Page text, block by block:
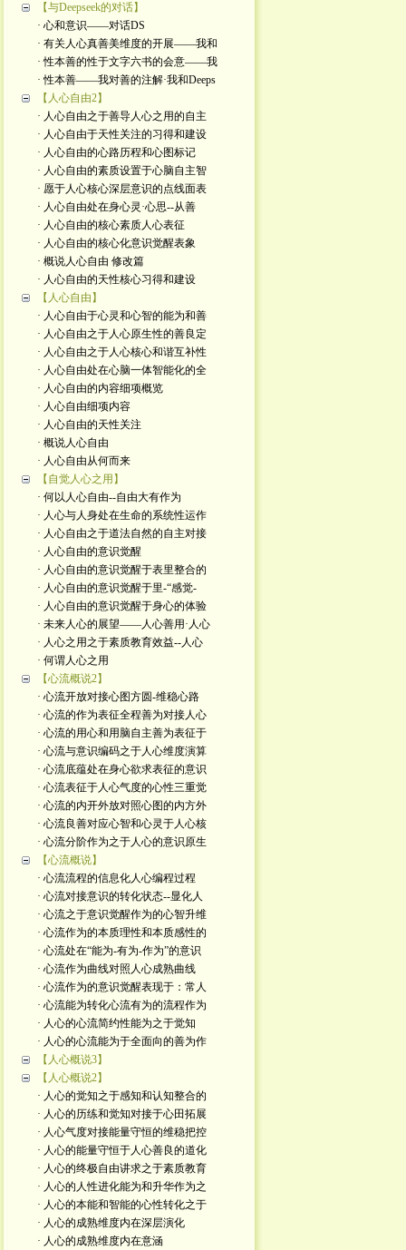
【与Deepseek的对话】
· 心和意识——对话DS
· 有关人心真善美维度的开展——我和
· 性本善的性于文字六书的会意——我
· 性本善——我对善的注解·我和Deeps
【人心自由2】
· 人心自由之于善导人心之用的自主
· 人心自由于天性关注的习得和建设
· 人心自由的心路历程和心图标记
· 人心自由的素质设置于心脑自主智
· 愿于人心核心深层意识的点线面表
· 人心自由处在身心灵·心思--从善
· 人心自由的核心素质人心表征
· 人心自由的核心化意识觉醒表象
· 概说人心自由 修改篇
· 人心自由的天性核心习得和建设
【人心自由】
· 人心自由于心灵和心智的能为和善
· 人心自由之于人心原生性的善良定
· 人心自由之于人心核心和谐互补性
· 人心自由处在心脑一体智能化的全
· 人心自由的内容细项概览
· 人心自由细项内容
· 人心自由的天性关注
· 概说人心自由
· 人心自由从何而来
【自觉人心之用】
· 何以人心自由--自由大有作为
· 人心与人身处在生命的系统性运作
· 人心自由之于道法自然的自主对接
· 人心自由的意识觉醒
· 人心自由的意识觉醒于表里整合的
· 人心自由的意识觉醒于里-“感觉-
· 人心自由的意识觉醒于身心的体验
· 未来人心的展望——人心善用·人心
· 人心之用之于素质教育效益--人心
· 何谓人心之用
【心流概说2】
· 心流开放对接心图方圆-维稳心路
· 心流的作为表征全程善为对接人心
· 心流的用心和用脑自主善为表征于
· 心流与意识编码之于人心维度演算
· 心流底蕴处在身心欲求表征的意识
· 心流表征于人心气度的心性三重觉
· 心流的内开外放对照心图的内方外
· 心流良善对应心智和心灵于人心核
· 心流分阶作为之于人心的意识原生
【心流概说】
· 心流流程的信息化人心编程过程
· 心流对接意识的转化状态--显化人
· 心流之于意识觉醒作为的心智升维
· 心流作为的本质理性和本质感性的
· 心流处在“能为-有为-作为”的意识
· 心流作为曲线对照人心成熟曲线
· 心流作为的意识觉醒表现于：常人
· 心流能为转化心流有为的流程作为
· 人心的心流简约性能为之于觉知
· 人心的心流能为于全面向的善为作
【人心概说3】
【人心概说2】
· 人心的觉知之于感知和认知整合的
· 人心的历练和觉知对接于心田拓展
· 人心气度对接能量守恒的维稳把控
· 人心的能量守恒于人心善良的道化
· 人心的终极自由讲求之于素质教育
· 人心的人性进化能为和升华作为之
· 人心的本能和智能的心性转化之于
· 人心的成熟维度内在深层演化
· 人心的成熟维度内在意涵